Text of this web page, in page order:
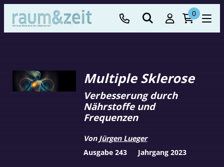
0
Multiple Sklerose
Verbesserung durch
Nährstoffe und
Frequenzen
Von Jürgen Lueger
Ausgabe 243 Jahrgang 2023